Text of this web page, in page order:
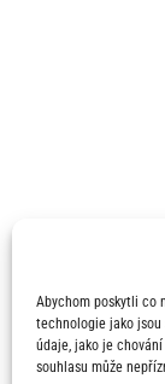
Abychom poskytli co
technologie jako jsou
údaje, jako je
souhlasu může